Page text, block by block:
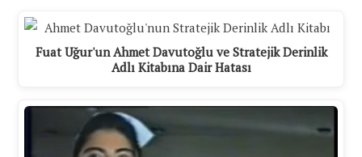
Fuat Uğur'un Ahmet Davutoğlu ve Stratejik Derinlik
Adlı Kitabına Dair Hatası